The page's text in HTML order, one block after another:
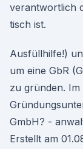
verantwortlich
tisch ist.
Ausfüllhilfe!)
um eine GbR
zu gründen. Im
GmbH? -
Erstellt am